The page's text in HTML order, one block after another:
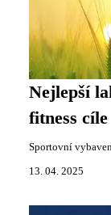
Nejlepší
fitness cíle
Sportovní
13. 04. 2025